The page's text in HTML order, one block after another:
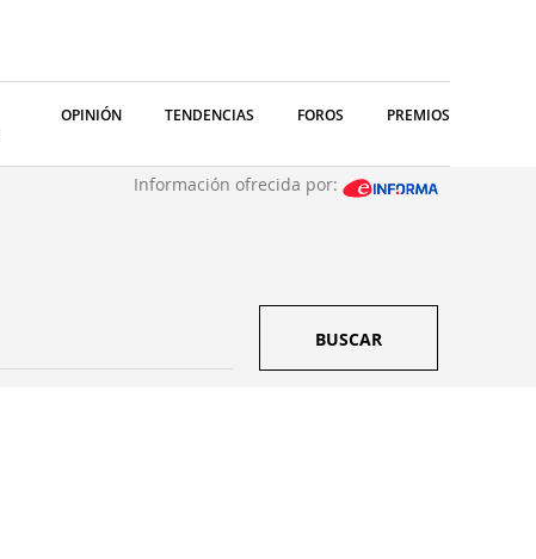
OPINIÓN TENDENCIAS FOROS PREMIOS
Información ofrecida por:
BUSCAR